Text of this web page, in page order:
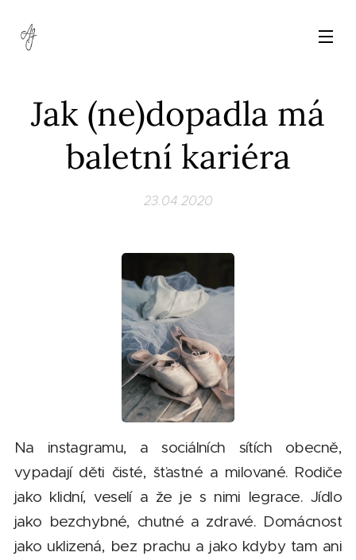
Jak (ne)dopadla má
baletní kariéra
23.04.2020
Na instagramu, a sociálních sítích obecně,
vypadají děti čisté, šťastné a milované. Rodiče
jako klidní, veselí a že je s nimi legrace. Jídlo
jako bezchybné, chutné a zdravé. Domácnost
jako uklizená, bez prachu a jako kdyby tam ani